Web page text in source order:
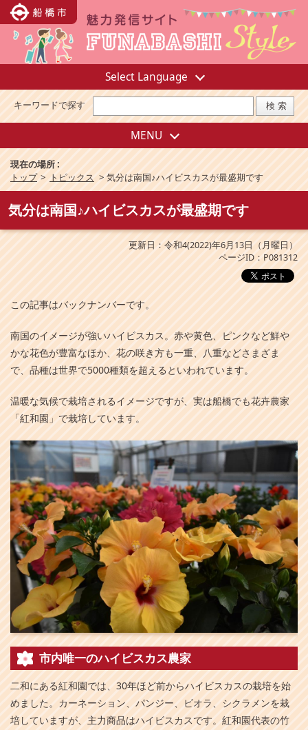
Select Language
キーワードで探す
MENU
現在の場所 :
トップ > トピックス > 気分は南国♪ハイビスカスが最盛期です
気分は南国♪ハイビスカスが最盛期です
更新日：令和4(2022)年6月13日（月曜日）
ページID：P081312
この記事はバックナンバーです。
南国のイメージが強いハイビスカス。赤や黄色、ピンクなど鮮や
かな花色が豊富なほか、花の咲き方も一重、八重などさまざま
で、品種は世界で5000種類を超えるといわれています。
温暖な気候で栽培されるイメージですが、実は船橋でも花卉農家
「紅和園」で栽培しています。
市内唯一のハイビスカス農家
二和にある紅和園では、30年ほど前からハイビスカスの栽培を始
めました。カーネーション、パンジー、ビオラ、シクラメンを栽
培していますが、主力商品はハイビスカスです。紅和園代表の竹